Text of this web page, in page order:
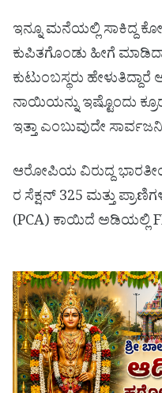
ಇನ್ನೂ ಮನೆಯಲ್ಲಿ ಸಾಕಿದ್ದ
ಕುಪಿತಗೊಂಡು ಹೀಗೆ
ಕುಟುಂಬಸ್ಥರು
ನಾಯಿಯನ್ನು ಇಷ್ಟೊಂದು
ಇತ್ತಾ ಎಂಬುವುದೇ
ಆರೋಪಿಯ ವಿರುದ್ದ
ರ ಸೆಕ್ಷನ್ 325 ಮತ್ತು
(PCA) ಕಾಯಿದೆ ಅಡಿಯಲ್ಲಿ